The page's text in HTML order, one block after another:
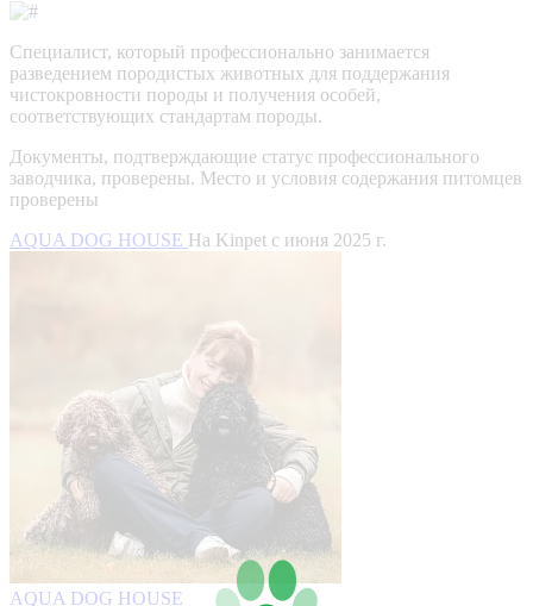
Специалист, который профессионально занимается
разведением породистых животных для поддержания
чистокровности породы и получения особей,
соответствующих стандартам породы.
Документы, подтверждающие статус профессионального
заводчика, проверены. Место и условия содержания питомцев
проверены
AQUA DOG HOUSE На Kinpet c июня 2025 г.
AQUA DOG HOUSE